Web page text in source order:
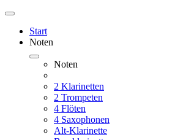
Start
Noten
Noten
2 Klarinetten
2 Trompeten
4 Flöten
4 Saxophonen
Alt-Klarinette